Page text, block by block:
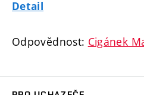
Detail
Odpovědnost: Cigánek